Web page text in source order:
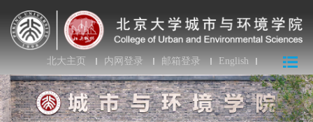
北大主页 内网登录 邮箱登录 English